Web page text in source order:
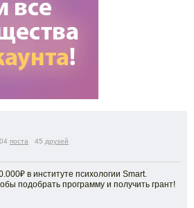
поста 45 друзей
в институте психологии Smart.
подобрать программу и получить грант!